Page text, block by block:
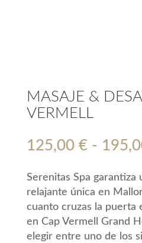
MASAJE &
VERMELL
125,00 € -
Serenitas Spa garantiza
relajante única en
cuanto cruzas la puerta
en Cap Vermell Grand
elegir entre uno de los